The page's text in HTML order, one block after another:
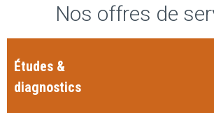
Nos offres de
Études &
diagnostics